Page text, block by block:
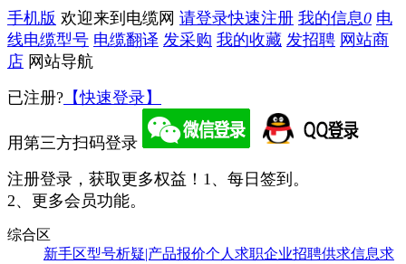
手机版 欢迎来到电缆网 请登录快速注册 我的信息0 电
线电缆型号 电缆翻译 发采购 我的收藏 发招聘 网站商
店 网站导航
已注册? 【快速登录】
用第三方扫码登录
注册登录，获取更多权益！ 1、每日签到。
2、更多会员功能。
综合区
新手区型号析疑|产品报价个人求职企业招聘供求信息求